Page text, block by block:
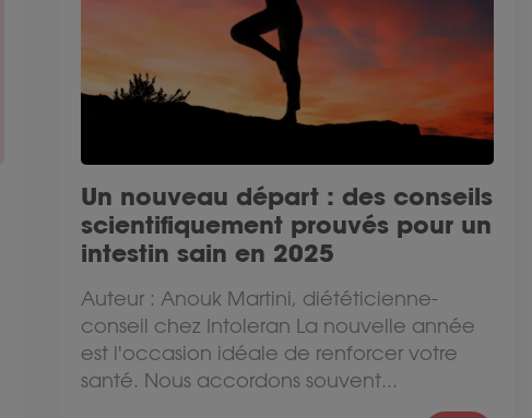
Un nouveau départ : des conseils
scientifiquement prouvés pour un
intestin sain en 2025
Auteur : Anouk Martini, diététicienne-
conseil chez Intoleran La nouvelle année
est l'occasion idéale de renforcer votre
santé. Nous accordons souvent...